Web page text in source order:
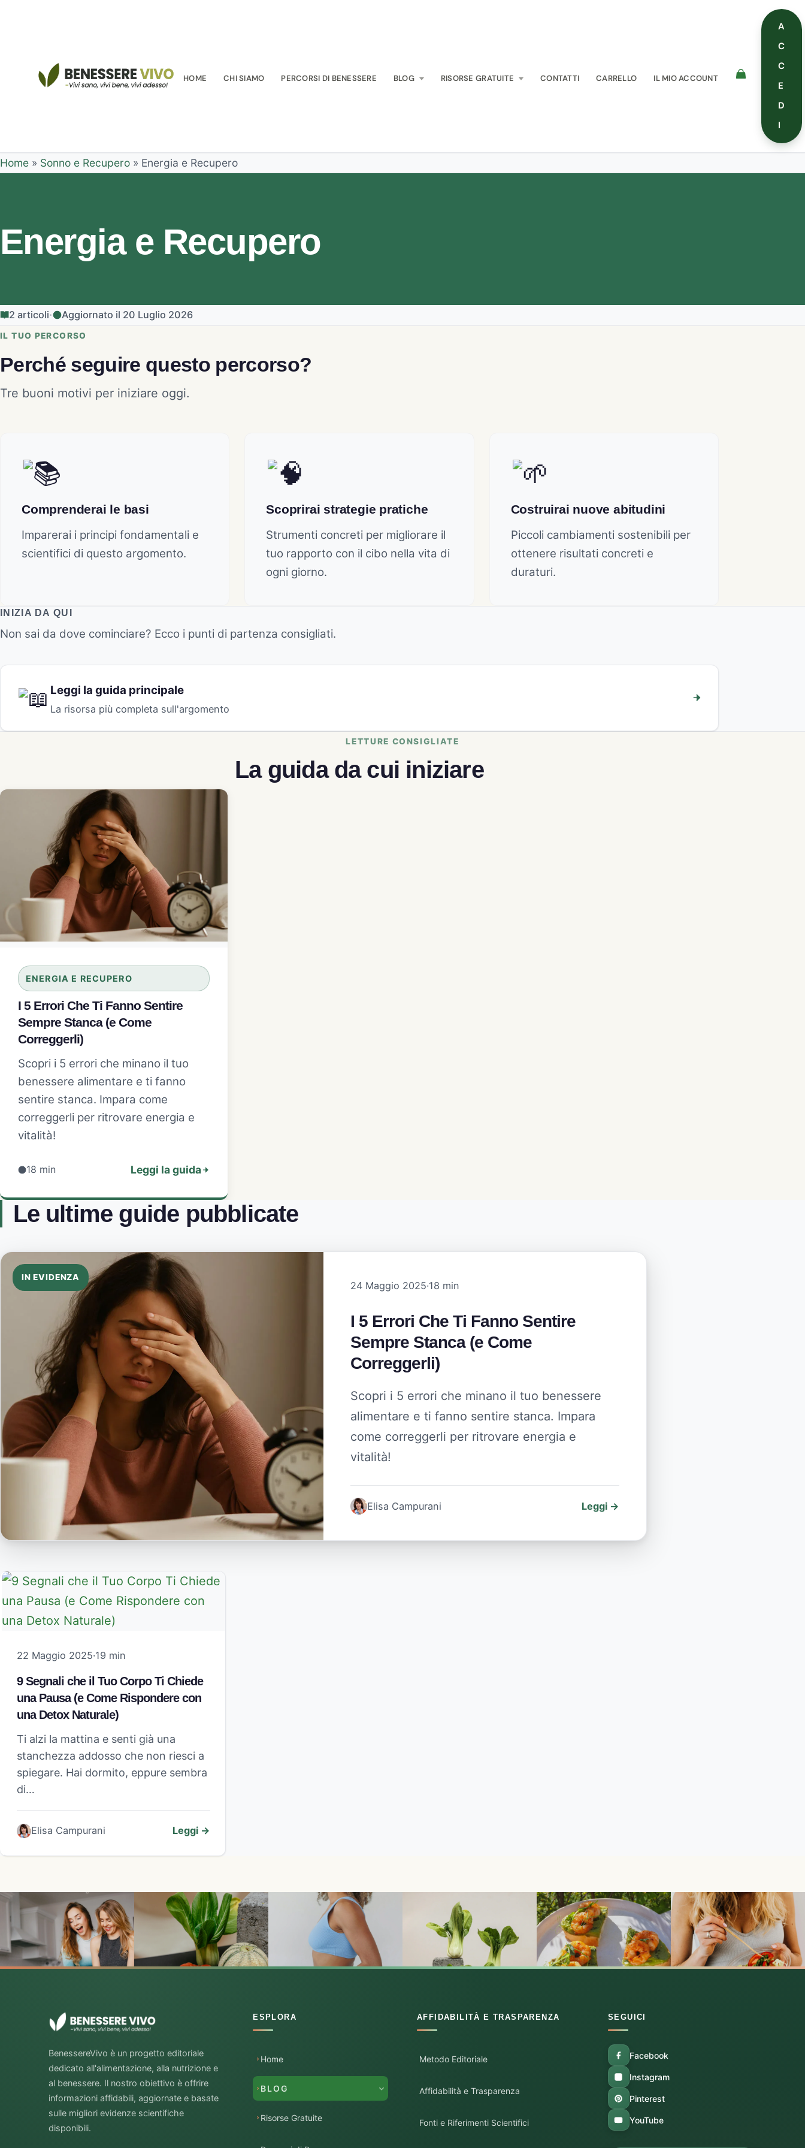
HOME CHI SIAMO PERCORSI DI BENESSERE BLOG RISORSE GRATUITE CONTATTI CARRELLO IL MIO ACCOUNT
A
C
C
E
D
I
Home » Sonno e Recupero » Energia e Recupero
Energia e Recupero
2 articoli· Aggiornato il 20 Luglio 2026
IL TUO PERCORSO
Perché seguire questo percorso?
Tre buoni motivi per iniziare oggi.
Comprenderai le basi
Imparerai i principi fondamentali e
scientifici di questo argomento.
Scoprirai strategie pratiche
Strumenti concreti per migliorare il
tuo rapporto con il cibo nella vita di
ogni giorno.
Costruirai nuove abitudini
Piccoli cambiamenti sostenibili per
ottenere risultati concreti e
duraturi.
INIZIA DA QUI
Non sai da dove cominciare? Ecco i punti di partenza consigliati.
Leggi la guida principale
La risorsa più completa sull'argomento
La guida da cui iniziare
ENERGIA E RECUPERO
I 5 Errori Che Ti Fanno Sentire
Sempre Stanca (e Come
Correggerli)
Scopri i 5 errori che minano il tuo
benessere alimentare e ti fanno
sentire stanca. Impara come
correggerli per ritrovare energia e
vitalità!
18 min Leggi la guida
Le ultime guide pubblicate
IN EVIDENZA
24 Maggio 2025·18 min
I 5 Errori Che Ti Fanno Sentire
Sempre Stanca (e Come
Correggerli)
Scopri i 5 errori che minano il tuo benessere
alimentare e ti fanno sentire stanca. Impara
come correggerli per ritrovare energia e
vitalità!
Elisa Campurani Leggi →
22 Maggio 2025·19 min
9 Segnali che il Tuo Corpo Ti Chiede
una Pausa (e Come Rispondere con
una Detox Naturale)
Ti alzi la mattina e senti già una
stanchezza addosso che non riesci a
spiegare. Hai dormito, eppure sembra
di…
Elisa Campurani Leggi →
BenessereVivo è un progetto editoriale
dedicato all'alimentazione, alla nutrizione e
al benessere. Il nostro obiettivo è offrire
informazioni affidabili, aggiornate e basate
sulle migliori evidenze scientifiche
disponibili.
ESPLORA
Home
BLOG
Risorse Gratuite
AFFIDABILITÀ E TRASPARENZA
Metodo Editoriale
Affidabilità e Trasparenza
Fonti e Riferimenti Scientifici
SEGUICI
Facebook
Instagram
Pinterest
YouTube